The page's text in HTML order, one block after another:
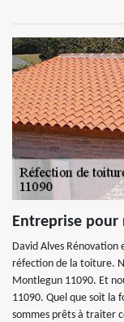
Entreprise
David Alves
réfection de la toiture.
Montlegun 11090. Et
11090. Quel que soit la
sommes prêts à traiter